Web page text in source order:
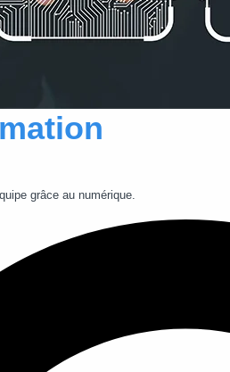
grâce au numérique.